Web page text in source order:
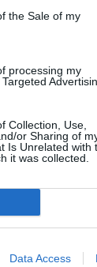
the Sale of my
processing my
Collection, Use,
or Sharing of
Is Unrelated with
it was collected.
Data Access